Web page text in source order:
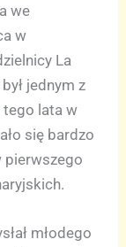
we
w
La
jednym z
tego lata w
się bardzo
pierwszego
młodego